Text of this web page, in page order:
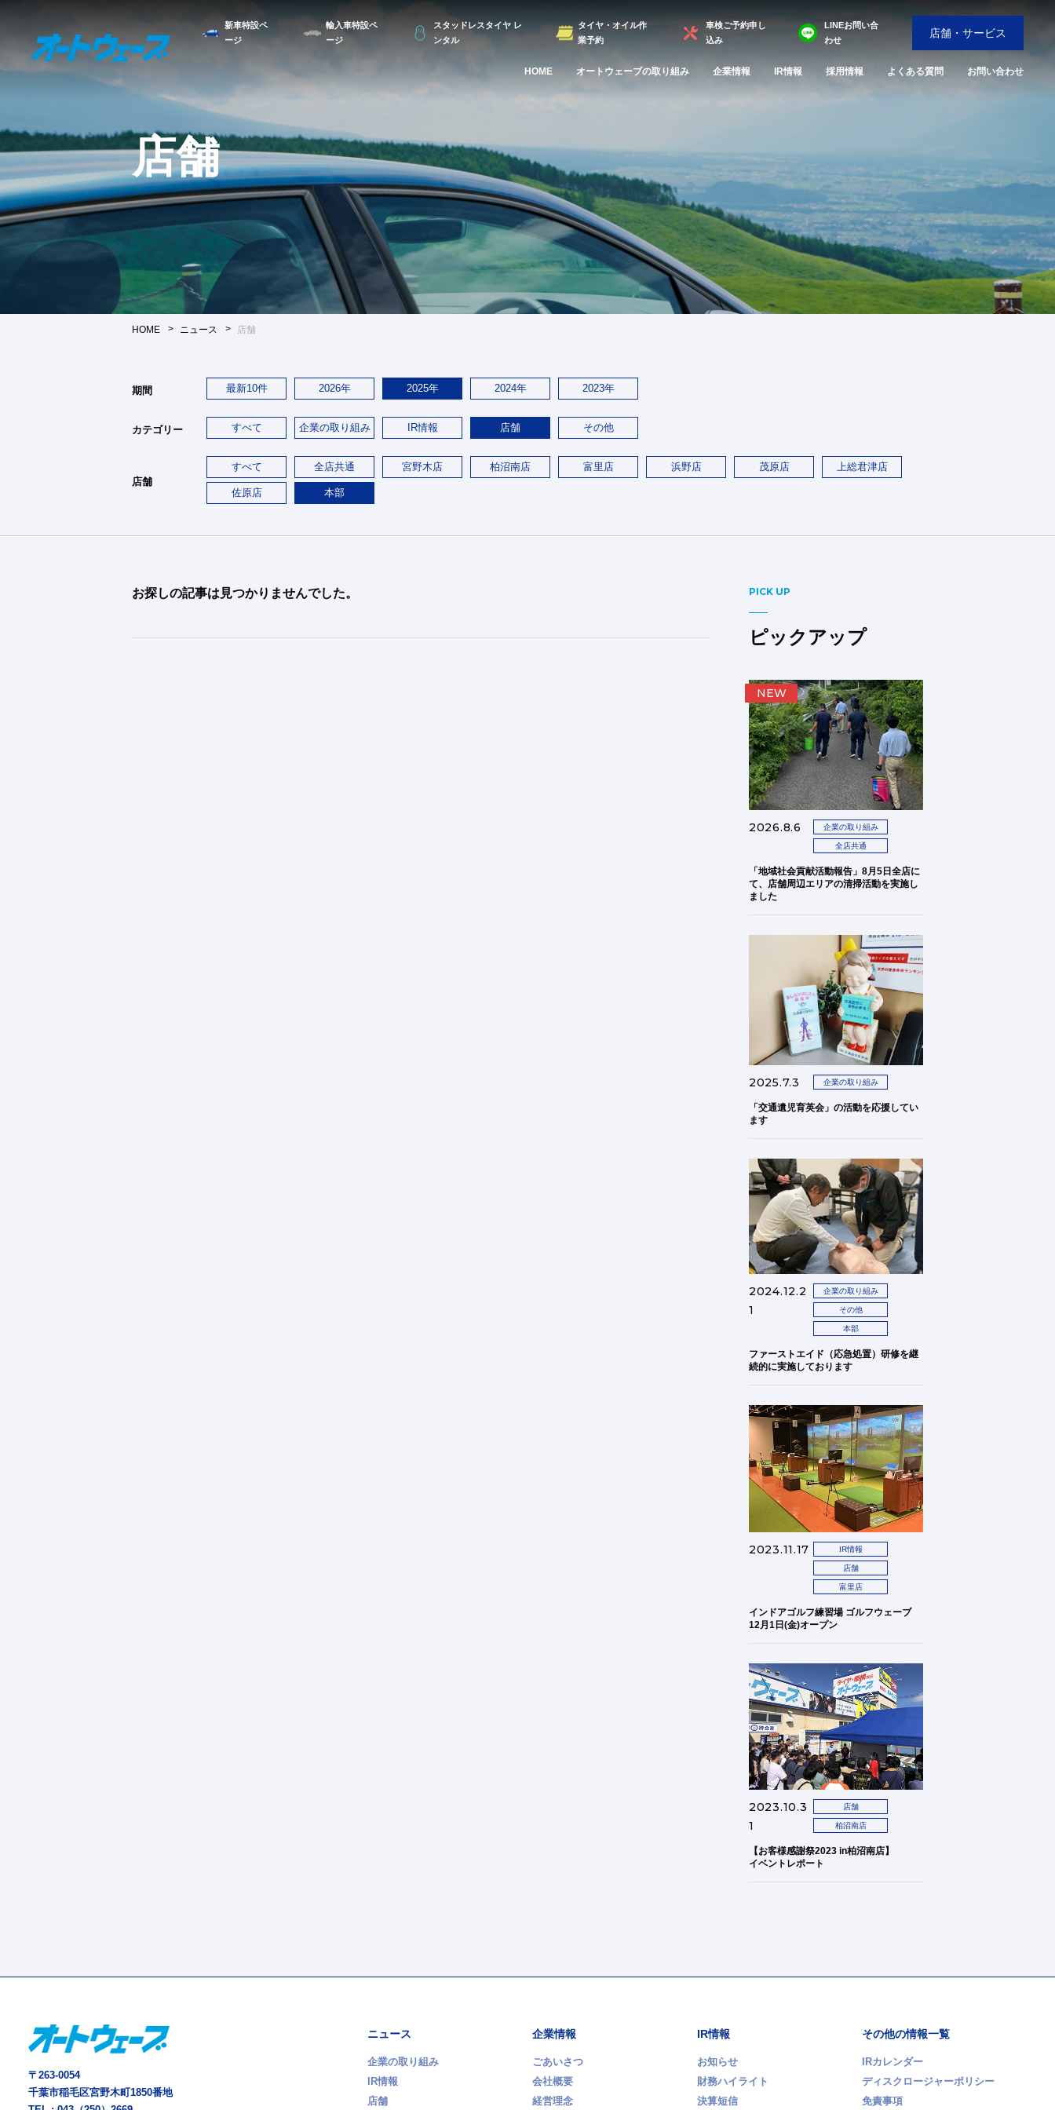
新車特設ペ
ージ
輸入車特設ペ
ージ
スタッドレスタイヤ レ
ンタル
タイヤ・オイル作
業予約
車検ご予約申し
込み
LINEお問い合
わせ
店舗・サービス
HOME オートウェーブの取り組み 企業情報 IR情報 採用情報 よくある質問 お問い合わせ
店舗
HOME ニュース 店舗
期間 最新10件 2026年 2025年 2024年 2023年
カテゴリー すべて 企業の取り組み IR情報 店舗 その他
店舗
すべて 全店共通 宮野木店 柏沼南店 富里店 浜野店 茂原店 上総君津店
佐原店 本部
お探しの記事は見つかりませんでした。 PICK UP
ピックアップ
2026.8.6 企業の取り組み
全店共通
「地域社会貢献活動報告」8月5日全店に
て、店舗周辺エリアの清掃活動を実施し
ました
NEW
2025.7.3 企業の取り組み
「交通遺児育英会」の活動を応援してい
ます
2024.12.2
1
企業の取り組み
その他
本部
ファーストエイド（応急処置）研修を継
続的に実施しております
2023.11.17 IR情報
店舗
富里店
インドアゴルフ練習場 ゴルフウェーブ
12月1日(金)オープン
2023.10.3
1
店舗
柏沼南店
【お客様感謝祭2023 in柏沼南店】
イベントレポート
〒263-0054
千葉市稲毛区宮野木町1850番地
ニュース
企業の取り組み
IR情報
店舗
企業情報
ごあいさつ
会社概要
経営理念
IR情報
お知らせ
財務ハイライト
決算短信
その他の情報一覧
IRカレンダー
ディスクロージャーポリシー
免責事項